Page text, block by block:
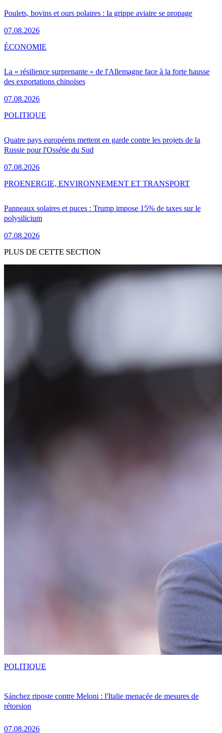
Poulets, bovins et ours polaires : la grippe aviaire se propage
07.08.2026
La « résilience surprenante » de l'Allemagne face à la forte hausse
des exportations chinoises
07.08.2026
ÉCONOMIE
Quatre pays européens mettent en garde contre les projets de la
Russie pour l'Ossétie du Sud
07.08.2026
POLITIQUE
Panneaux solaires et puces : Trump impose 15% de taxes sur le
polysilicium
07.08.2026
PROENERGIE, ENVIRONNEMENT ET TRANSPORT
PLUS DE CETTE SECTION
Sánchez riposte contre Meloni : l'Italie menacée de mesures de
rétorsion
07.08.2026
POLITIQUE